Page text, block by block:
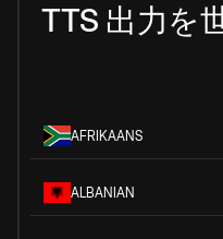
TTS 出力を
AFRIKAANS
ALBANIAN